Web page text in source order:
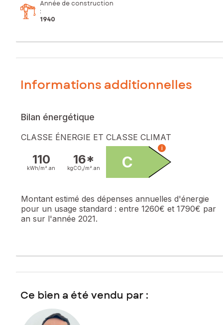
Année de construction
:
1940
Informations additionnelles
Bilan énergétique
CLASSE ÉNERGIE ET CLASSE CLIMAT
110
kWh/m². an
16*
kgCO₂/m². an C
i
Montant estimé des dépenses annuelles d'énergie
pour un usage standard : entre 1260€ et 1790€ par
an sur l'année 2021.
Ce bien a été vendu par :